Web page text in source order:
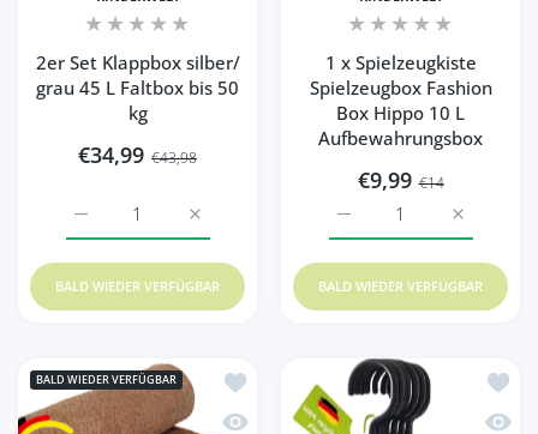
2er Set Klappbox silber/
grau 45 L Faltbox bis 50
kg
€34,99 €43,98
BALD WIEDER VERFÜGBAR
1 x Spielzeugkiste
Spielzeugbox Fashion
Box Hippo 10 L
Aufbewahrungsbox
€9,99 €14
Erhöhe
Erhöhe die Menge für
BALD WIEDER VERFÜGBAR
BALD WIEDER VERFÜGBAR
Zur Wunschliste hinzufügen
Schnellansicht Kokosmatte 140 x70
Zur